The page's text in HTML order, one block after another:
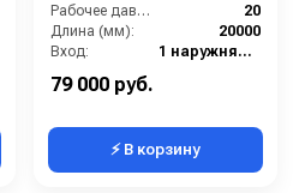
Рабочее давление (бар):
20
Длина (мм):
20000
Вход:
1 наружняя резьба
79 000 руб.
⚡ В корзину